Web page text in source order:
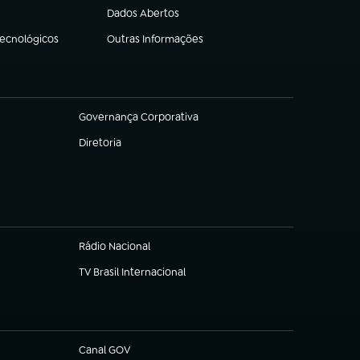
Dados Abertos
(abre em nova aba)
Outras Informações
(abre em nova aba)
Governança Corporativa
(abre em nova aba)
Diretoria
(abre em nova aba)
Rádio Nacional
TV Brasil Internacional
(abre em nova aba)
Canal GOV
(abre em nova aba)